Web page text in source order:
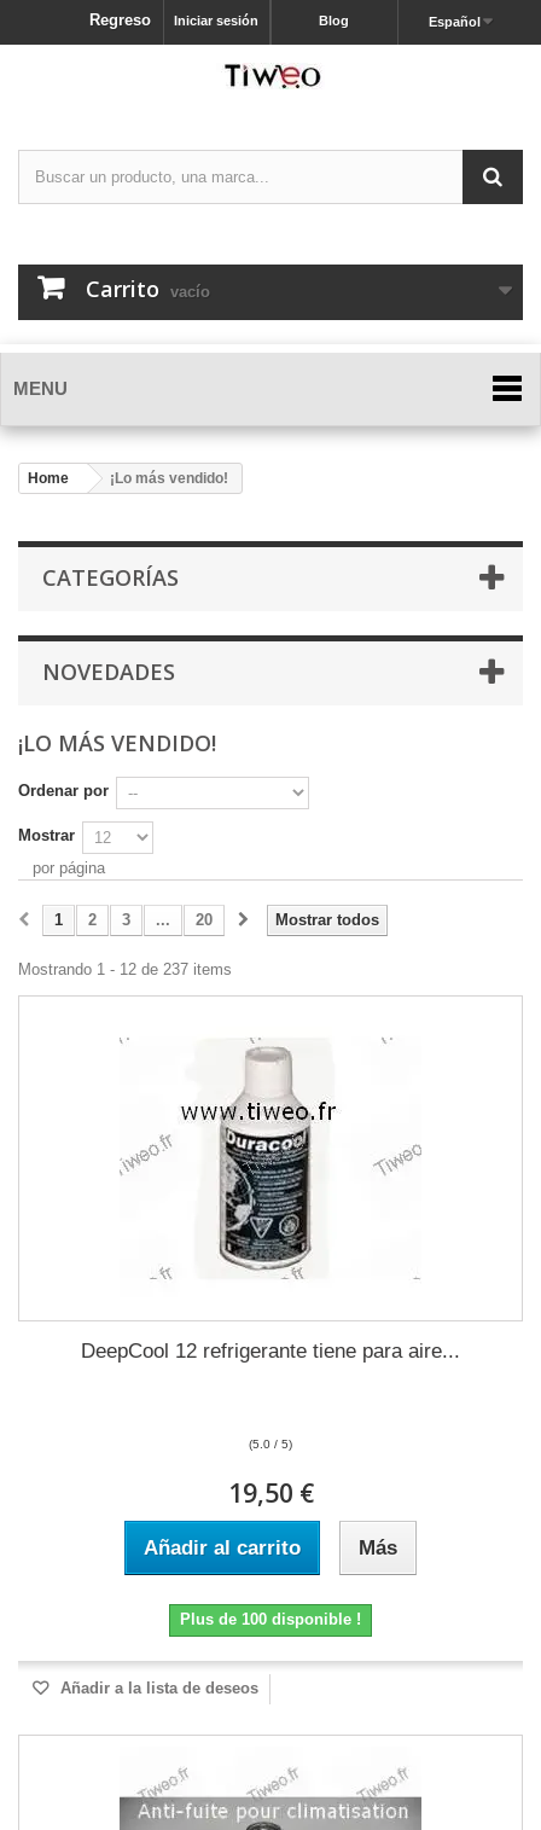
Español
Blog
Iniciar sesión
Regreso
Carrito vacío
MENU
Home ¡Lo más vendido!
CATEGORÍAS
NOVEDADES
¡LO MÁS VENDIDO!
Ordenar por
Mostrar
por página
Mostrar todos
1 2 3 ... 20
Mostrando 1 - 12 de 237 items
DeepCool 12 refrigerante tiene para aire...
(5.0 / 5)
19,50 €
Añadir al carrito Más
Plus de 100 disponible !
Añadir a la lista de deseos